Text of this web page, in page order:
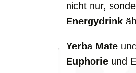
nicht nur,
Energydrink
Yerba Mate und
Euphorie und